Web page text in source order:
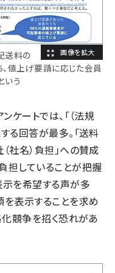
送料の
値上げ要請に応じた会員
いう
ートでは、「（法規
る回答が最多。「送料
社名）負担」への賛成
担していることが把握
示を希望する声が多
表示することを求め
化競争を招く恐れがあ